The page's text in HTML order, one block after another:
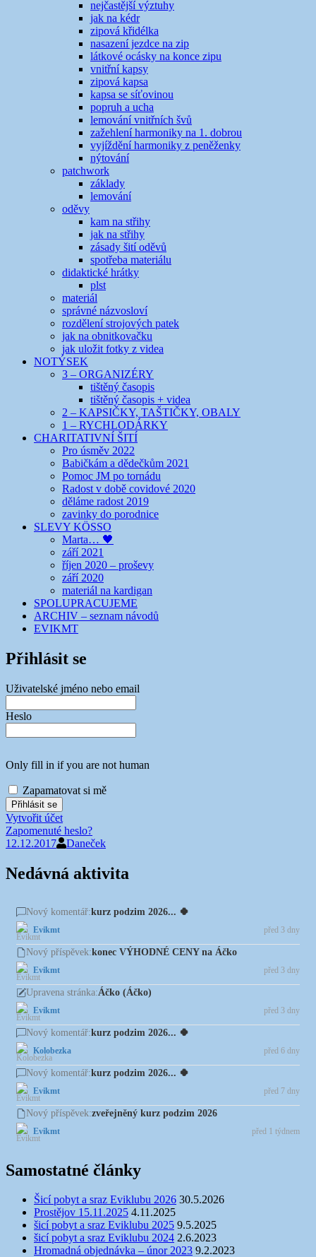
nejčastější výztuhy
jak na kédr
zipová křidélka
nasazení jezdce na zip
látkové ocásky na konce zipu
vnitřní kapsy
zipová kapsa
kapsa se síťovinou
popruh a ucha
lemování vnitřních švů
zažehlení harmoniky na 1. dobrou
vyjíždění harmoniky z peněženky
nýtování
patchwork
základy
lemování
oděvy
kam na střihy
jak na střihy
zásady šití oděvů
spotřeba materiálu
didaktické hrátky
plst
materiál
správné názvosloví
rozdělení strojových patek
jak na obnitkovačku
jak uložit fotky z videa
NOTÝSEK
3 – ORGANIZÉRY
tištěný časopis
tištěný časopis + videa
2 – KAPSIČKY, TAŠTIČKY, OBALY
1 – RYCHLODÁRKY
CHARITATIVNÍ ŠITÍ
Pro úsměv 2022
Babičkám a dědečkům 2021
Pomoc JM po tornádu
Radost v době covidové 2020
děláme radost 2019
zavinky do porodnice
SLEVY KÖSSO
Marta… 🖤
září 2021
říjen 2020 – proševy
září 2020
materiál na kardigan
SPOLUPRACUJEME
ARCHIV – seznam návodů
EVIKMT
Přihlásit se
Uživatelské jméno nebo email
Heslo
Only fill in if you are not human
Zapamatovat si mě
Vytvořit účet
Zapomenuté heslo?
12.12.2017
Daneček
Nedávná aktivita
Nový komentář:kurz podzim 2026... 🍀
Evikmt před 3 dny
Nový příspěvek:konec VÝHODNÉ CENY na Áčko
Evikmt před 3 dny
Upravena stránka:Áčko (Áčko)
Evikmt před 3 dny
Nový komentář:kurz podzim 2026... 🍀
Kolobezka před 6 dny
Nový komentář:kurz podzim 2026... 🍀
Evikmt před 7 dny
Nový příspěvek:zveřejněný kurz podzim 2026
Evikmt před 1 týdnem
Samostatné články
Šicí pobyt a sraz Eviklubu 2026 30.5.2026
Prostějov 15.11.2025 4.11.2025
šicí pobyt a sraz Eviklubu 2025 9.5.2025
šicí pobyt a sraz Eviklubu 2024 2.6.2023
Hromadná objednávka – únor 2023 9.2.2023